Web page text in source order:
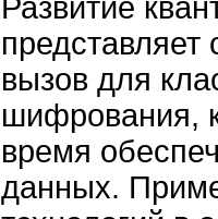
Развитие
представляет
вызов для
шифрования,
время
данных.